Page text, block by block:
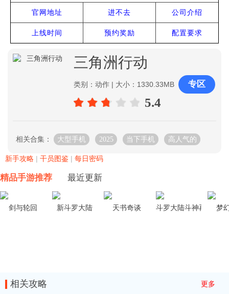
官网地址 进不去 公司介绍
上线时间 预约奖励 配置要求
三角洲行动
类别：动作 | 大小：1330.33MB
5.4
专区
相关合集： 大型手机 2025 当下手机 高人气的
新手攻略 | 干员图鉴 | 每日密码
精品手游推荐 最近更新
剑与轮回 新斗罗大陆 天书奇谈 斗罗大陆斗神再临 梦
相关攻略 更多